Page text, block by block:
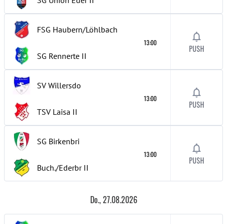
FSG Haubern/Löhlbach
SG Rennerte II
13:00
PUSH
SV Willersdo
TSV Laisa II
13:00
PUSH
SG Birkenbri
Buch./Ederbr II
13:00
PUSH
Do., 27.08.2026